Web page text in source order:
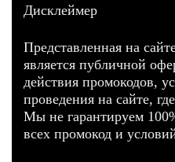
Дисклеймер
Представленная на
является публичной
действия промокодов,
проведения на сайте,
Мы не гарантируем
всех промокод и